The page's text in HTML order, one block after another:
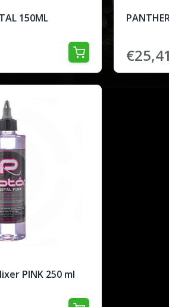
150ML
€25,41
PINK 250 ml